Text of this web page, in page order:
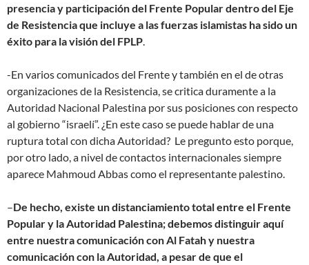
presencia y participación del Frente Popular dentro del Eje
de Resistencia que incluye a las fuerzas islamistas ha sido un
éxito para la visión del FPLP
-En varios comunicados del Frente y también en el de otras
organizaciones de la Resistencia, se critica duramente a la
Autoridad Nacional Palestina por sus posiciones con respecto
al gobierno “israelí”. ¿En este caso se puede hablar de una
ruptura total con dicha Autoridad? Le pregunto esto porque,
por otro lado, a nivel de contactos internacionales siempre
aparece Mahmoud Abbas como el representante palestino.
–De hecho, existe un distanciamiento total entre el Frente
Popular y la Autoridad Palestina; debemos distinguir aquí
entre nuestra comunicación con Al Fatah y nuestra
comunicación con la Autoridad, a pesar de que el